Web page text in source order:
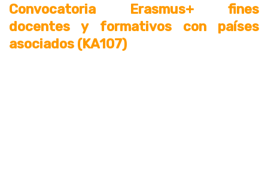
Convocatoria Erasmus+ fines
docentes y formativos con países
asociados (KA107)